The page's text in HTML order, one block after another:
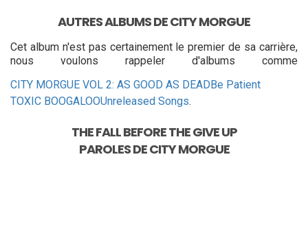
AUTRES ALBUMS DE CITY MORGUE
Cet album n'est pas certainement le premier de sa carrière,
nous voulons rappeler d'albums comme
CITY MORGUE VOL 2: AS GOOD AS DEADBe Patient
TOXIC BOOGALOOUnreleased Songs.
THE FALL BEFORE THE GIVE UP
PAROLES DECITY MORGUE